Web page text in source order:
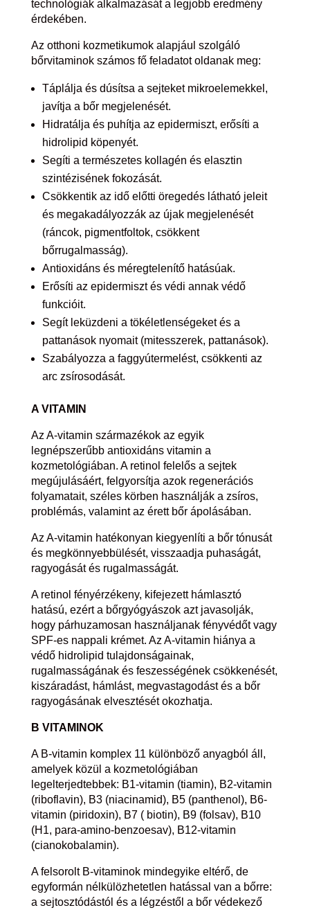
technológiák alkalmazását a legjobb eredmény
érdekében.
Az otthoni kozmetikumok alapjául szolgáló
bőrvitaminok számos fő feladatot oldanak meg:
Táplálja és dúsítsa a sejteket mikroelemekkel,
javítja a bőr megjelenését.
Hidratálja és puhítja az epidermiszt, erősíti a
hidrolipid köpenyét.
Segíti a természetes kollagén és elasztin
szintézisének fokozását.
Csökkentik az idő előtti öregedés látható jeleit
és megakadályozzák az újak megjelenését
(ráncok, pigmentfoltok, csökkent
bőrrugalmasság).
Antioxidáns és méregtelenítő hatásúak.
Erősíti az epidermiszt és védi annak védő
funkcióit.
Segít leküzdeni a tökéletlenségeket és a
pattanások nyomait (mitesszerek, pattanások).
Szabályozza a faggyútermelést, csökkenti az
arc zsírosodását.
A VITAMIN
Az A-vitamin származékok az egyik
legnépszerűbb antioxidáns vitamin a
kozmetológiában. A retinol felelős a sejtek
megújulásáért, felgyorsítja azok regenerációs
folyamatait, széles körben használják a zsíros,
problémás, valamint az érett bőr ápolásában.
Az A-vitamin hatékonyan kiegyenlíti a bőr tónusát
és megkönnyebbülését, visszaadja puhaságát,
ragyogását és rugalmasságát.
A retinol fényérzékeny, kifejezett hámlasztó
hatású, ezért a bőrgyógyászok azt javasolják,
hogy párhuzamosan használjanak fényvédőt vagy
SPF-es nappali krémet. Az A-vitamin hiánya a
védő hidrolipid tulajdonságainak,
rugalmasságának és feszességének csökkenését,
kiszáradást, hámlást, megvastagodást és a bőr
ragyogásának elvesztését okozhatja.
B VITAMINOK
A B-vitamin komplex 11 különböző anyagból áll,
amelyek közül a kozmetológiában
legelterjedtebbek: B1-vitamin (tiamin), B2-vitamin
(riboflavin), B3 (niacinamid), B5 (panthenol), B6-
vitamin (piridoxin), B7 ( biotin), B9 (folsav), B10
(H1, para-amino-benzoesav), B12-vitamin
(cianokobalamin).
A felsorolt ​​B-vitaminok mindegyike eltérő, de
egyformán nélkülözhetetlen hatással van a bőrre:
a sejtosztódástól és a légzéstől a bőr védekező